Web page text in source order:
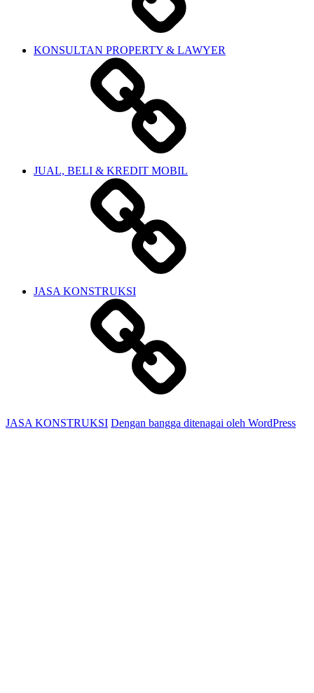
KONSULTAN PROPERTY & LAWYER
JUAL, BELI & KREDIT MOBIL
JASA KONSTRUKSI
JASA KONSTRUKSI Dengan bangga ditenagai oleh WordPress